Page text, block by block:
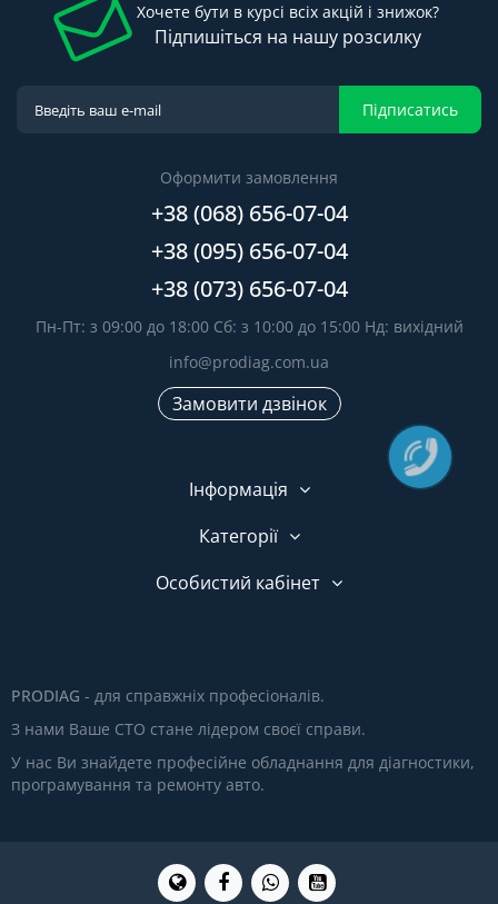
Хочете бути в курсі всіх акцій і знижок?
Підпишіться на нашу розсилку
Підписатись
Оформити замовлення
+38 (068) 656-07-04
+38 (095) 656-07-04
+38 (073) 656-07-04
Пн-Пт: з 09:00 до 18:00 Сб: з 10:00 до 15:00 Нд: вихідний
info@prodiag.com.ua
Замовити дзвінок
Інформація
Категорії
Особистий кабінет
PRODIAG - для справжніх професіоналів.
З нами Ваше СТО стане лідером своєї справи.
У нас Ви знайдете професійне обладнання для діагностики,
програмування та ремонту авто.